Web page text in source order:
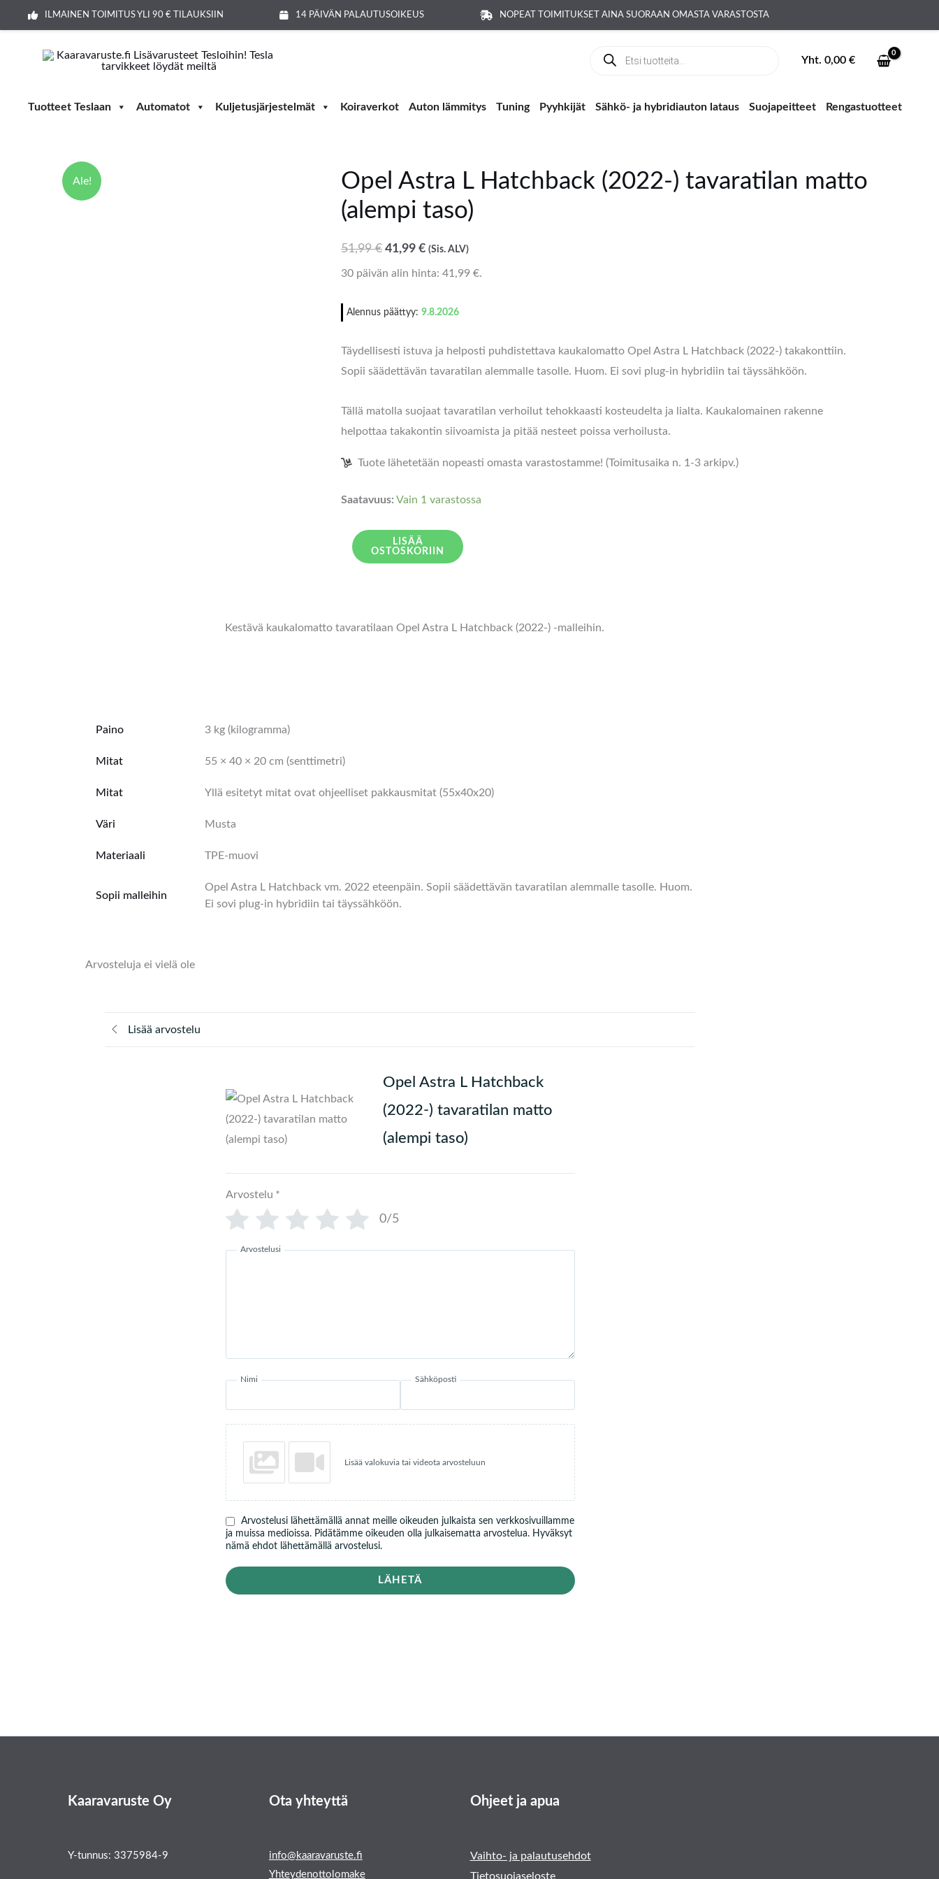
ILMAINEN TOIMITUS YLI 90 € TILAUKSIIN 14 PÄIVÄN PALAUTUSOIKEUS NOPEAT TOIMITUKSET AINA SUORAAN OMASTA VARASTOSTA
sisältöön
search
Yht. 0,00 €
Tuotteet Teslaan Automatot Kuljetusjärjestelmät Koiraverkot Auton lämmitys Tuning Pyyhkijät Sähkö- ja hybridiauton lataus Suojapeitteet Rengastuotteet
Ale!
Opel Astra L Hatchback (2022-) tavaratilan matto
(alempi taso)
51,99€
Alkuperäinen
hinta
oli:
51,99 €.
41,99 €
Nykyinen
hinta
41,99 €.
(Sis. ALV)
30 päivän alin hinta: 41,99 €.
Alennus päättyy: 9.8.2026
Täydellisesti istuva ja helposti puhdistettava kaukalomatto Opel Astra L Hatchback (2022-) takakonttiin.
Sopii säädettävän tavaratilan alemmalle tasolle. Huom. Ei sovi plug-in hybridiin tai täyssähköön.
Tällä matolla suojaat tavaratilan verhoilut tehokkaasti kosteudelta ja lialta. Kaukalomainen rakenne
helpottaa takakontin siivoamista ja pitää nesteet poissa verhoilusta.
Tuote lähetetään nopeasti omasta varastostamme! (Toimitusaika n. 1-3 arkipv.)
Saatavuus: Vain 1 varastossa
Opel
Astra
L
(2022-)
tavaratilan
(alempi
määrä
LISÄÄ
OSTOSKORIIN
Kestävä kaukalomatto tavaratilaan Opel Astra L Hatchback (2022-) -malleihin.
Paino 3 kg (kilogramma)
Mitat 55 × 40 × 20 cm (senttimetri)
Mitat Yllä esitetyt mitat ovat ohjeelliset pakkausmitat (55x40x20)
Väri Musta
Materiaali TPE-muovi
Sopii malleihin
Opel Astra L Hatchback vm. 2022 eteenpäin. Sopii säädettävän tavaratilan alemmalle tasolle. Huom.
Ei sovi plug-in hybridiin tai täyssähköön.
Arvosteluja ei vielä ole
Lisää arvostelu
Opel Astra L Hatchback
(2022-) tavaratilan matto
(alempi taso)
Arvostelu *
0/5
Arvostelusi
Nimi Sähköposti
Lisää valokuvia tai videota arvosteluun
Arvostelusi lähettämällä annat meille oikeuden julkaista sen verkkosivuillamme
ja muissa medioissa. Pidätämme oikeuden olla julkaisematta arvostelua. Hyväksyt
nämä ehdot lähettämällä arvostelusi.
LÄHETÄ
Kaaravaruste Oy
Y-tunnus: 3375984-9
Ota yhteyttä
info@kaaravaruste.fi
Yhteydenottolomake
Ohjeet ja apua
Vaihto- ja palautusehdot
Tietosuojaseloste